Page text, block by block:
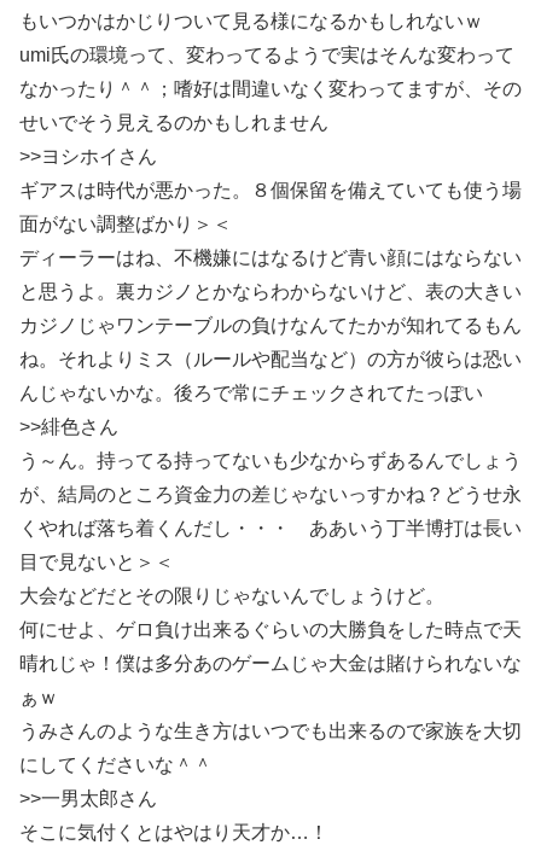
もいつかはかじりついて見る様になるかもしれないｗ
umi氏の環境って、変わってるようで実はそんな変わって
なかったり＾＾；嗜好は間違いなく変わってますが、その
せいでそう見えるのかもしれません
>>ヨシホイさん
ギアスは時代が悪かった。８個保留を備えていても使う場
面がない調整ばかり＞＜
ディーラーはね、不機嫌にはなるけど青い顔にはならない
と思うよ。裏カジノとかならわからないけど、表の大きい
カジノじゃワンテーブルの負けなんてたかが知れてるもん
ね。それよりミス（ルールや配当など）の方が彼らは恐い
んじゃないかな。後ろで常にチェックされてたっぽい
>>緋色さん
う～ん。持ってる持ってないも少なからずあるんでしょう
が、結局のところ資金力の差じゃないっすかね？どうせ永
くやれば落ち着くんだし・・・ ああいう丁半博打は長い
目で見ないと＞＜
大会などだとその限りじゃないんでしょうけど。
何にせよ、ゲロ負け出来るぐらいの大勝負をした時点で天
晴れじゃ！僕は多分あのゲームじゃ大金は賭けられないな
ぁｗ
うみさんのような生き方はいつでも出来るので家族を大切
にしてくださいな＾＾
>>一男太郎さん
そこに気付くとはやはり天才か…！